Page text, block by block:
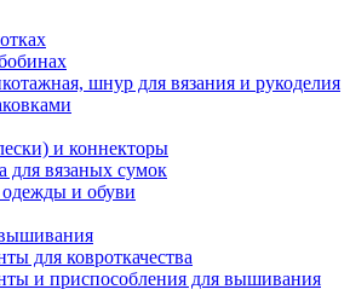
шнур для вязания и рукоделия
и коннекторы
для вязаных сумок
и обуви
для ковроткачества
и приспособления для вышивания